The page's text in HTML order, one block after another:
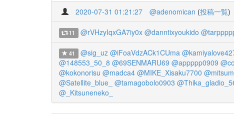
2020-07-31 01:21:27 @adenomican (投稿一覧)
11 @rVHzyIqxGA7iy0x @danntixyoukido
41 @sig_uz @iFoaVdzACk1CUma
@148553_50_8 @69SENMARU69 @appppp0909
@kokonorisu @madca4 @MIKE_Xisaku7700
@Satellite_blue_ @tamagobolo0903
@_Kitsuneneko_